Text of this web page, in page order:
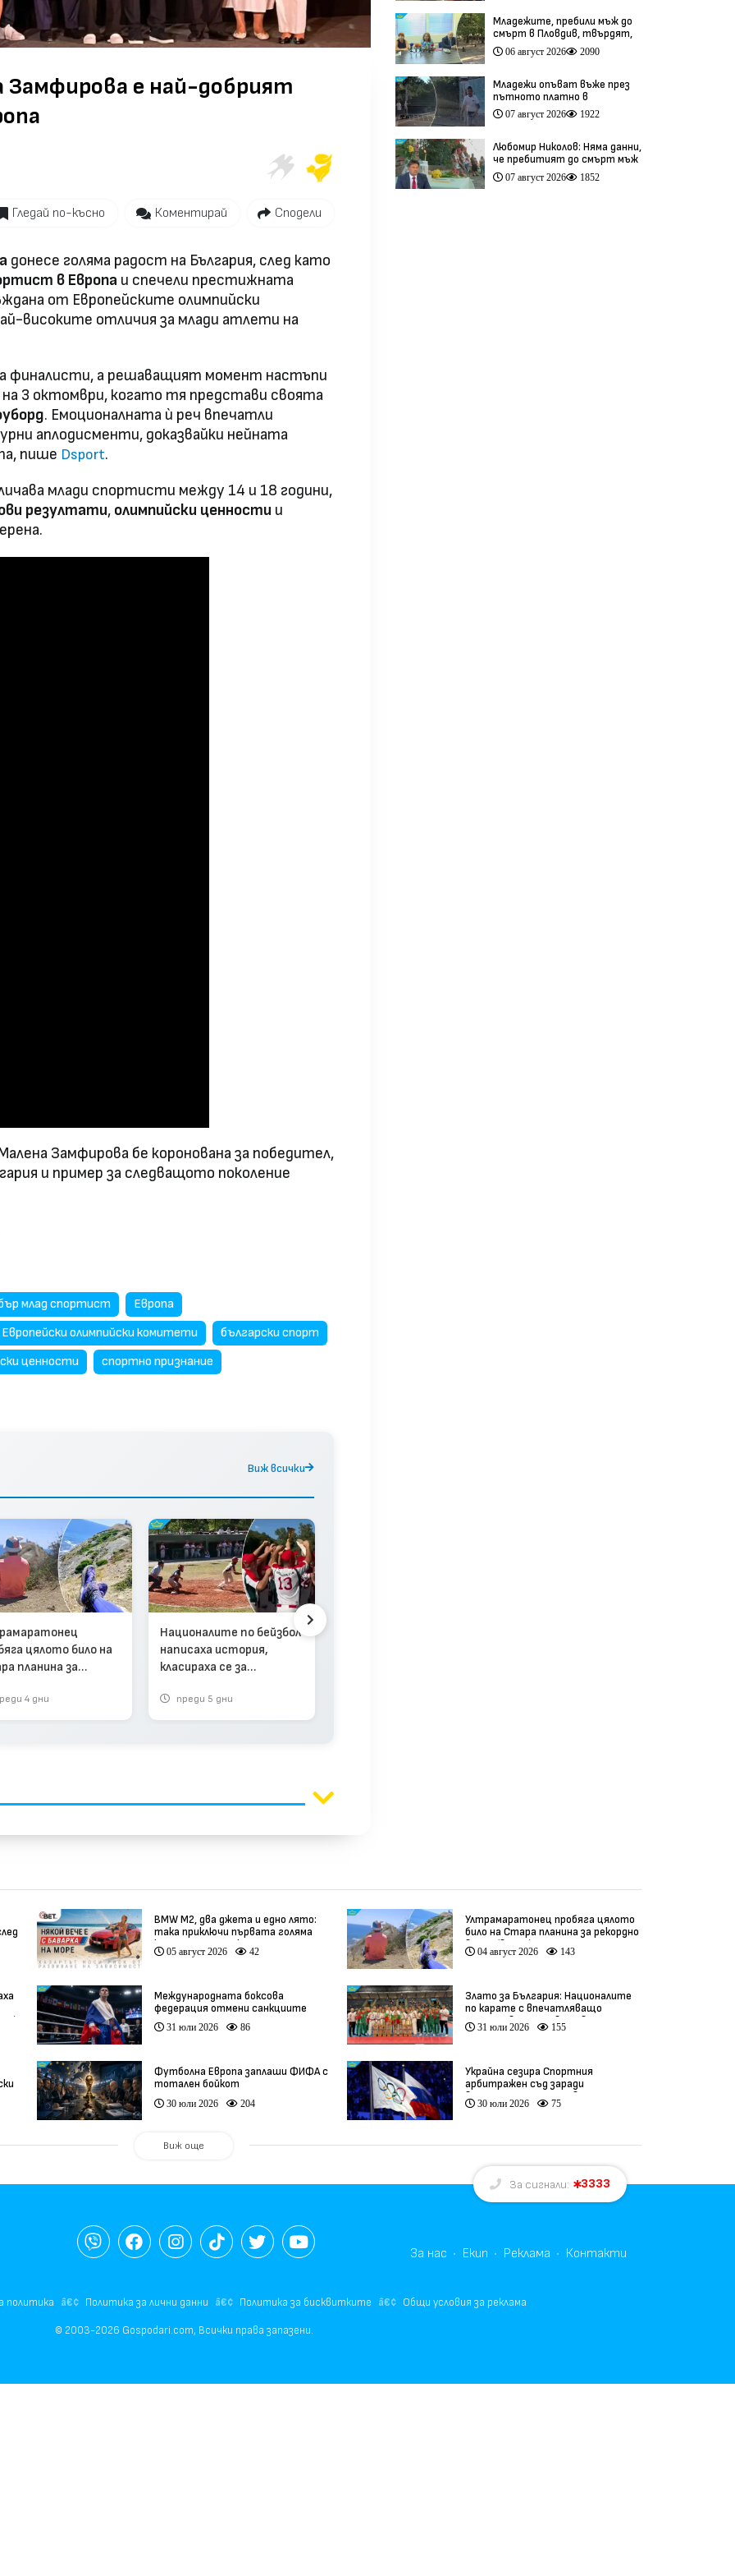
е най-добрият
Гледай по-късно Коментирай Сподели
донесе голяма радост на България, след като
в Европа и спечели престижната
от Европейските олимпийски
високите отличия за млади атлети на
финалисти, а решаващият момент настъпи
3 октомври, когато тя представи своята
. Емоционалната ѝ реч впечатли
аплодисменти, доказвайки нейната
пише Dsport.
млади спортисти между 14 и 18 години,
резултати, олимпийски ценности и
Замфирова бе коронована за победител,
и пример за следващото поколение
млад спортист
Европа
Европейски олимпийски комитети
български спорт
ценности
спортно признание
Виж всички
цялото било на
планина за
4 дни
Националите по бейзбол
написаха история,
класираха се за
първенство (видео)
преди 5 дни
Младежите, пребили мъж до
смърт в Пловдив, твърдят,
че са „ловци на педофили”
(видео)
06 август 2026 2090
Младежи опъват въже през
пътното платно в
столичния квартал „Обеля“
(видео)
07 август 2026 1922
Любомир Николов: Няма данни,
че пребитият до смърт мъж
в Пловдив е бил педофил
(видео)
07 август 2026 1852
BMW М2, два джета и едно лято:
така приключи първата голяма
кампания на BET.bg
05 август 2026 42
Ултрамаратонец пробяга цялото
било на Стара планина за рекордно
време (видео)
04 август 2026 143
Международната боксова
федерация отмени санкциите
срещу Русия
31 юли 2026 86
Злато за България: Националите
по карате с впечатляващо
представяне на Световното
(видео)
31 юли 2026 155
Футболна Европа заплаши ФИФА с
тотален бойкот
30 юли 2026 204
Украйна сезира Спортния
арбитражен съд заради
връщането на Русия в
олимпийското движение
30 юли 2026 75
Виж още
За сигнали: 3333
За нас Екип Реклама Контакти
политика Политика за лични данни Политика за бисквитките Общи условия за реклама
© 2003-2026 Gospodari.com, Всички права запазени.